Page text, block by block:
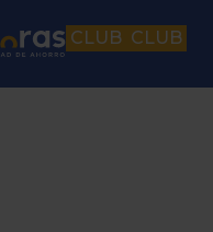
CLUB CLUB